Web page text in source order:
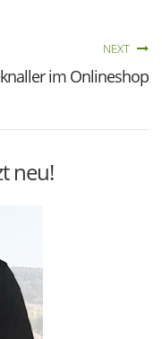
NEXT
im Onlineshop
neu!